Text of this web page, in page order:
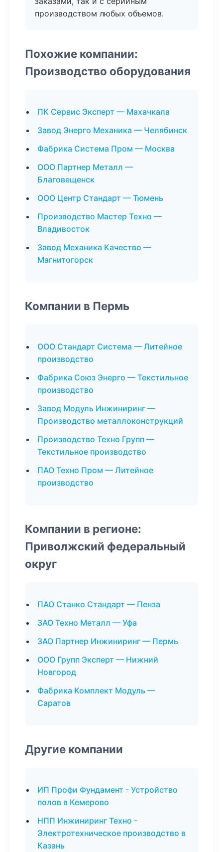
производством любых объемов.
Похожие компании:
Производство оборудования
ПК Сервис Эксперт — Махачкала
Завод Энерго Механика — Челябинск
Фабрика Система Пром — Москва
ООО Партнер Металл —
Благовещенск
ООО Центр Стандарт — Тюмень
Производство Мастер Техно —
Владивосток
Завод Механика Качество —
Магнитогорск
Компании в Пермь
ООО Стандарт Система — Литейное
производство
Фабрика Союз Энерго — Текстильное
производство
Завод Модуль Инжиниринг —
Производство металлоконструкций
Производство Техно Групп —
Текстильное производство
ПАО Техно Пром — Литейное
производство
Компании в регионе:
Приволжский федеральный
округ
ПАО Станко Стандарт — Пенза
ЗАО Техно Металл — Уфа
ЗАО Партнер Инжиниринг — Пермь
ООО Групп Эксперт — Нижний
Новгород
Фабрика Комплект Модуль —
Саратов
Другие компании
ИП Профи Фундамент - Устройство
полов в Кемерово
НПП Инжиниринг Техно -
Электротехническое производство в
Казань